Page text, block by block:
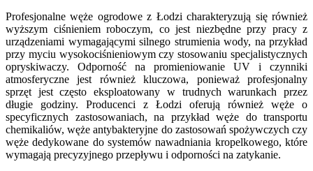
Profesjonalne węże ogrodowe z Łodzi charakteryzują się również
wyższym ciśnieniem roboczym, co jest niezbędne przy pracy z
urządzeniami wymagającymi silnego strumienia wody, na przykład
przy myciu wysokociśnieniowym czy stosowaniu specjalistycznych
opryskiwaczy. Odporność na promieniowanie UV i czynniki
atmosferyczne jest również kluczowa, ponieważ profesjonalny
sprzęt jest często eksploatowany w trudnych warunkach przez
długie godziny. Producenci z Łodzi oferują również węże o
specyficznych zastosowaniach, na przykład węże do transportu
chemikaliów, węże antybakteryjne do zastosowań spożywczych czy
węże dedykowane do systemów nawadniania kropelkowego, które
wymagają precyzyjnego przepływu i odporności na zatykanie.